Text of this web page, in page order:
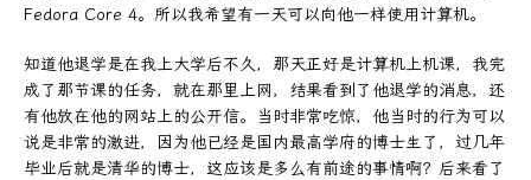
Fedora Core 4。所以我希望有一天可以向他一样使用计算机。
知道他退学是在我上大学后不久，那天正好是计算机上机课，我完
成了那节课的任务，就在那里上网，结果看到了他退学的消息，还
有他放在他的网站上的公开信。当时非常吃惊，他当时的行为可以
说是非常的激进，因为他已经是国内最高学府的博士生了，过几年
毕业后就是清华的博士，这应该是多么有前途的事情啊？后来看了